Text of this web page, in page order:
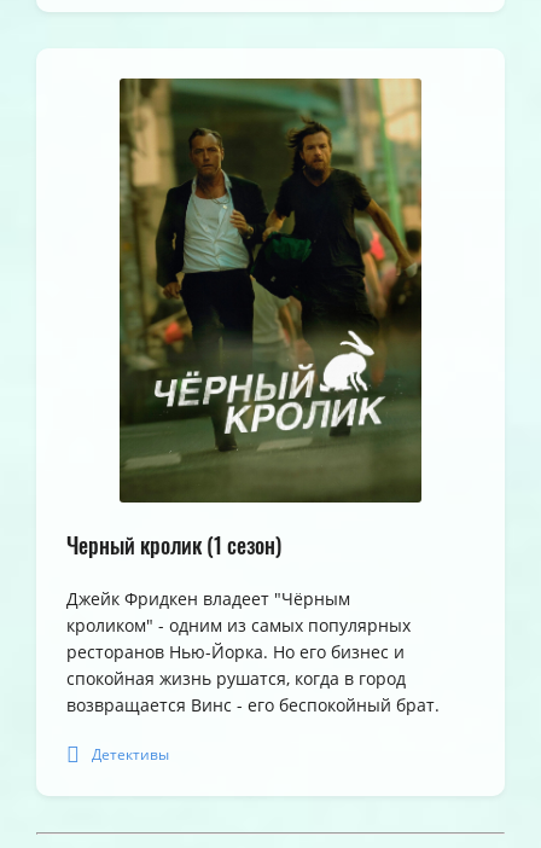
Черный кролик (1 сезон)
Джейк Фридкен владеет "Чёрным
кроликом" - одним из самых популярных
ресторанов Нью-Йорка. Но его бизнес и
спокойная жизнь рушатся, когда в город
возвращается Винс - его беспокойный брат.
Детективы